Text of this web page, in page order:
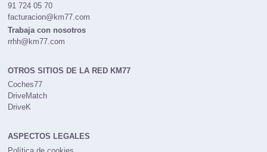
91 724 05 70
facturacion@km77.com
Trabaja con nosotros
rrhh@km77.com
OTROS SITIOS DE LA RED KM77
Coches77
DriveMatch
DriveK
ASPECTOS LEGALES